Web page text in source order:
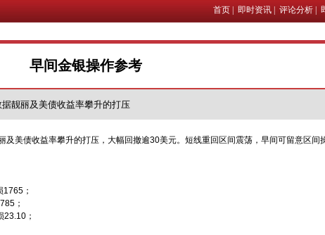
首页 即时资讯 评论分析
早间金银操作参考
靓丽及美债收益率攀升的打压
及美债收益率攀升的打压，大幅回撤逾30美元。短线重回区间震荡，早间可留意区间
；
；
；